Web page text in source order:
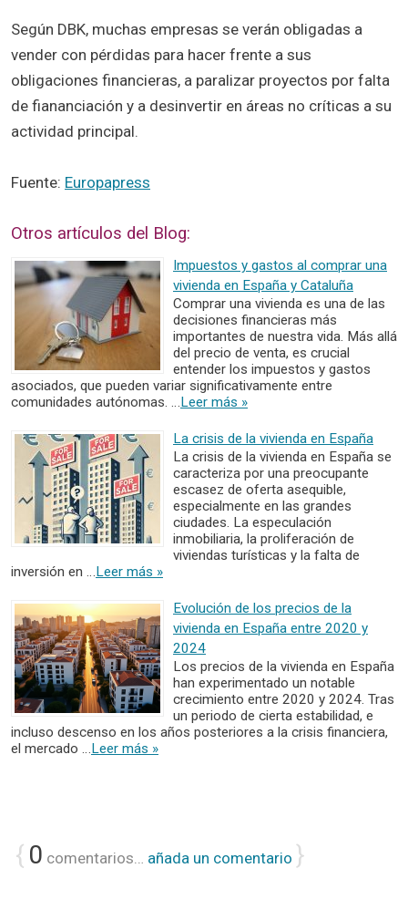
Según DBK, muchas empresas se verán obligadas a
vender con pérdidas para hacer frente a sus
obligaciones financieras, a paralizar proyectos por falta
de fiananciación y a desinvertir en áreas no críticas a su
actividad principal.
Fuente: Europapress
Otros artículos del Blog:
Impuestos y gastos al comprar una
vivienda en España y Cataluña
Comprar una vivienda es una de las
decisiones financieras más
importantes de nuestra vida. Más allá
del precio de venta, es crucial
entender los impuestos y gastos
asociados, que pueden variar significativamente entre
comunidades autónomas. …Leer más »
La crisis de la vivienda en España
La crisis de la vivienda en España se
caracteriza por una preocupante
escasez de oferta asequible,
especialmente en las grandes
ciudades. La especulación
inmobiliaria, la proliferación de
viviendas turísticas y la falta de
inversión en …Leer más »
Evolución de los precios de la
vivienda en España entre 2020 y
2024
Los precios de la vivienda en España
han experimentado un notable
crecimiento entre 2020 y 2024. Tras
un periodo de cierta estabilidad, e
incluso descenso en los años posteriores a la crisis financiera,
el mercado …Leer más »
{ 0 comentarios… añada un comentario }